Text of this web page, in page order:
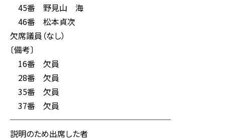
45番 野見山 海
46番 松本貞次
欠席議員（なし）
〔備考〕
16番 欠員
28番 欠員
35番 欠員
37番 欠員
────────────────────
説明のため出席した者